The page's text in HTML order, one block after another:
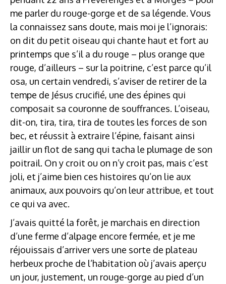
me parler du rouge-gorge et de sa légende. Vous
la connaissez sans doute, mais moi je l’ignorais:
on dit du petit oiseau qui chante haut et fort au
printemps que s’il a du rouge – plus orange que
rouge, d’ailleurs – sur la poitrine, c’est parce qu’il
osa, un certain vendredi, s’aviser de retirer de la
tempe de Jésus crucifié, une des épines qui
composait sa couronne de souffrances. L’oiseau,
dit-on, tira, tira, tira de toutes les forces de son
bec, et réussit à extraire l’épine, faisant ainsi
jaillir un flot de sang qui tacha le plumage de son
poitrail. On y croit ou on n’y croit pas, mais c’est
joli, et j’aime bien ces histoires qu’on lie aux
animaux, aux pouvoirs qu’on leur attribue, et tout
ce qui va avec.
J’avais quitté la forêt, je marchais en direction
d’une ferme d’alpage encore fermée, et je me
réjouissais d’arriver vers une sorte de plateau
herbeux proche de l’habitation où j’avais aperçu
un jour, justement, un rouge-gorge au pied d’un